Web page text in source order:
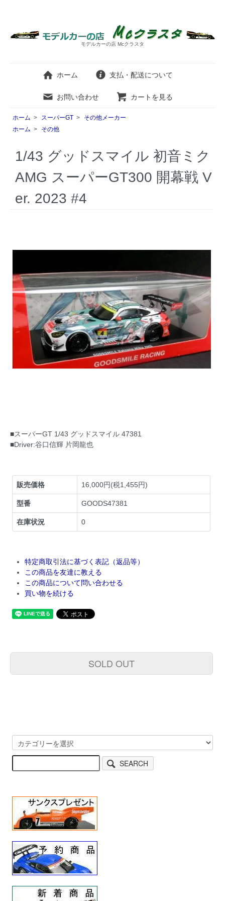
モデルカーの店 Mcクラスタ
ホーム 支払・配送について
お問い合わせ カートを見る
ホーム > スーパーGT >
その他メーカー
ホーム > その他
1/43 グッドスマイル 初音ミク
AMG スーパーGT300 開幕戦 V
er. 2023 #4
■スーパーGT 1/43 グッドスマイル 47381
■Driver:谷口信輝 片岡龍也
販売価格 16,000円(税1,455円)
型番 GOODS47381
在庫状況 0
特定商取引法に基づく表記（返品等）
この商品を友達に教える
この商品について問い合わせる
買い物を続ける
SOLD OUT
SEARCH